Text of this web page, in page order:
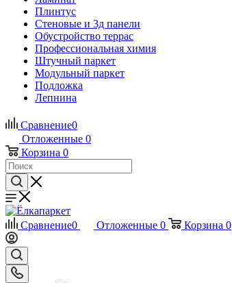
Плинтус
Стеновые и 3д панели
Обустройство террас
Профессиональная химия
Штучный паркет
Модульный паркет
Подложка
Лепнина
Сравнение0
Отложенные 0
Корзина 0
Сравнение0 Отложенные 0 Корзина 0